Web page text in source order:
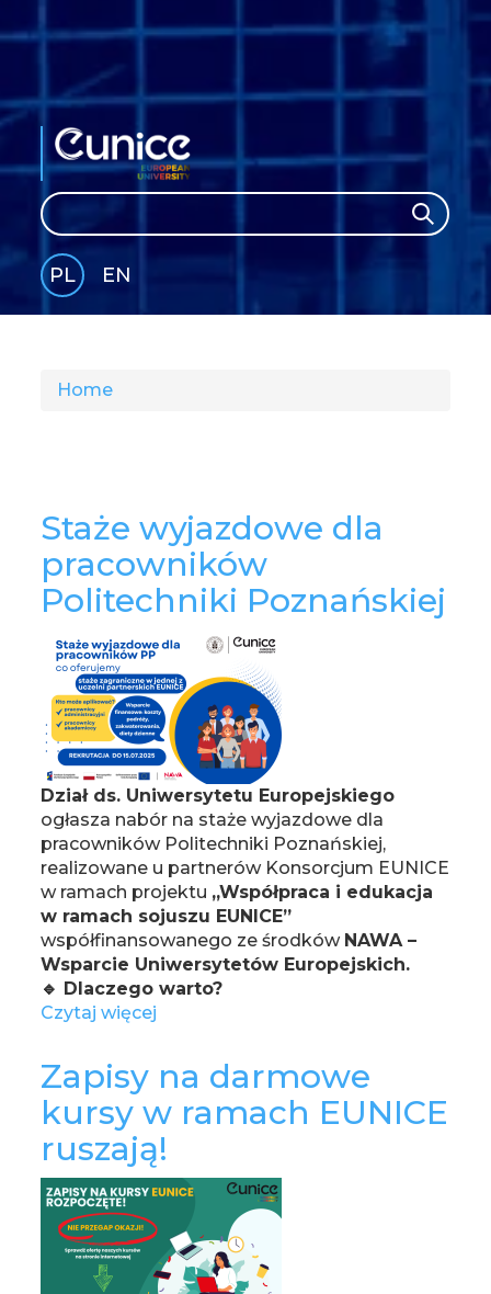
Search Search
PL
EN
Home
Staże wyjazdowe dla
pracowników
Politechniki Poznańskiej
Dział ds. Uniwersytetu Europejskiego
ogłasza nabór na staże wyjazdowe dla
pracowników Politechniki Poznańskiej,
realizowane u partnerów Konsorcjum EUNICE
w ramach projektu „Współpraca i edukacja
w ramach sojuszu EUNICE”
współfinansowanego ze środków NAWA –
Wsparcie Uniwersytetów Europejskich.
🔹 Dlaczego warto?
Czytaj więcej
wyjazdowe
dla
pracowników
Politechniki
Poznańskiej
Zapisy na darmowe
kursy w ramach EUNICE
ruszają!